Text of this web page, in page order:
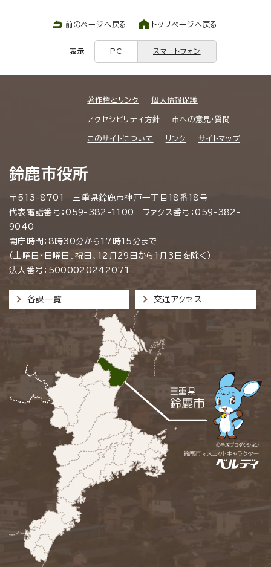
前のページへ戻る トップページへ戻る
表示 PC スマートフォン
著作権とリンク 個人情報保護
アクセシビリティ方針 市への意見・質問
このサイトについて リンク サイトマップ
鈴鹿市役所
〒513-8701 三重県鈴鹿市神戸一丁目18番18号
代表電話番号：059-382-1100 ファクス番号：059-382-
9040
開庁時間：8時30分から17時15分まで
（土曜日・日曜日、祝日、12月29日から1月3日を除く）
法人番号：5000020242071
各課一覧 交通アクセス